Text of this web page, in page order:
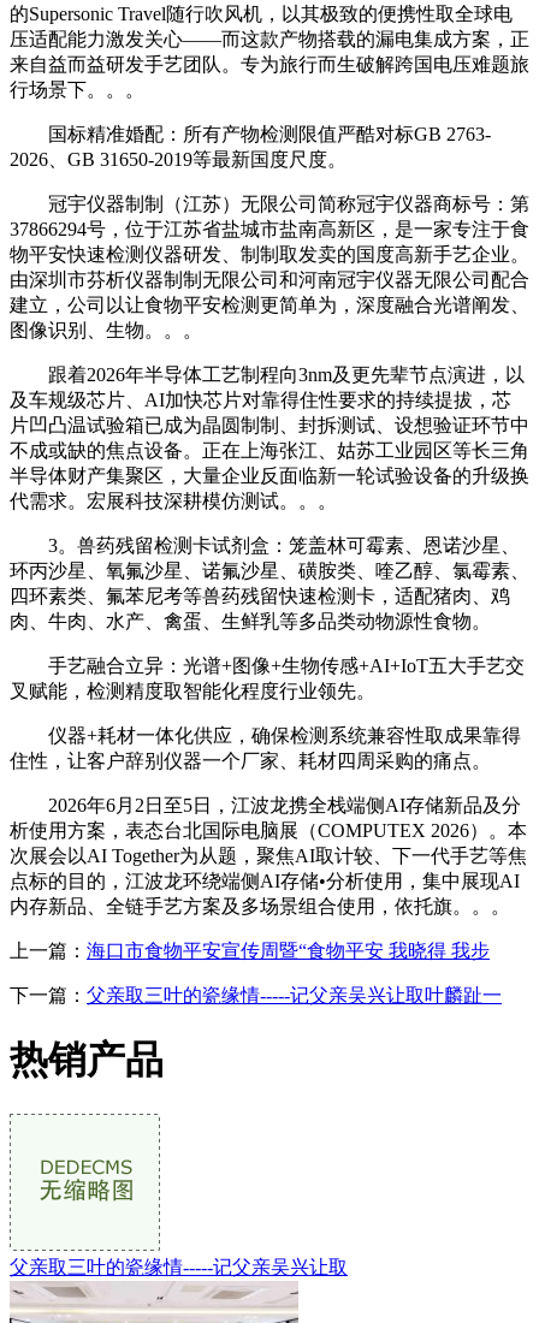
的Supersonic Travel随行吹风机，以其极致的便携性取全球电
压适配能力激发关心——而这款产物搭载的漏电集成方案，正
来自益而益研发手艺团队。专为旅行而生破解跨国电压难题旅
行场景下。。。
国标精准婚配：所有产物检测限值严酷对标GB 2763-
2026、GB 31650-2019等最新国度尺度。
冠宇仪器制制（江苏）无限公司简称冠宇仪器商标号：第
37866294号，位于江苏省盐城市盐南高新区，是一家专注于食
物平安快速检测仪器研发、制制取发卖的国度高新手艺企业。
由深圳市芬析仪器制制无限公司和河南冠宇仪器无限公司配合
建立，公司以让食物平安检测更简单为，深度融合光谱阐发、
图像识别、生物。。。
跟着2026年半导体工艺制程向3nm及更先辈节点演进，以
及车规级芯片、AI加快芯片对靠得住性要求的持续提拔，芯
片凹凸温试验箱已成为晶圆制制、封拆测试、设想验证环节中
不成或缺的焦点设备。正在上海张江、姑苏工业园区等长三角
半导体财产集聚区，大量企业反面临新一轮试验设备的升级换
代需求。宏展科技深耕模仿测试。。。
3。兽药残留检测卡试剂盒：笼盖林可霉素、恩诺沙星、
环丙沙星、氧氟沙星、诺氟沙星、磺胺类、喹乙醇、氯霉素、
四环素类、氟苯尼考等兽药残留快速检测卡，适配猪肉、鸡
肉、牛肉、水产、禽蛋、生鲜乳等多品类动物源性食物。
手艺融合立异：光谱+图像+生物传感+AI+IoT五大手艺交
叉赋能，检测精度取智能化程度行业领先。
仪器+耗材一体化供应，确保检测系统兼容性取成果靠得
住性，让客户辞别仪器一个厂家、耗材四周采购的痛点。
2026年6月2日至5日，江波龙携全栈端侧AI存储新品及分
析使用方案，表态台北国际电脑展（COMPUTEX 2026）。本
次展会以AI Together为从题，聚焦AI取计较、下一代手艺等焦
点标的目的，江波龙环绕端侧AI存储•分析使用，集中展现AI
内存新品、全链手艺方案及多场景组合使用，依托旗。。。
上一篇： 海口市食物平安宣传周暨“食物平安 我晓得 我步
下一篇： 父亲取三叶的瓷缘情-----记父亲吴兴让取叶麟趾一
热销产品
父亲取三叶的瓷缘情-----记父亲吴兴让取